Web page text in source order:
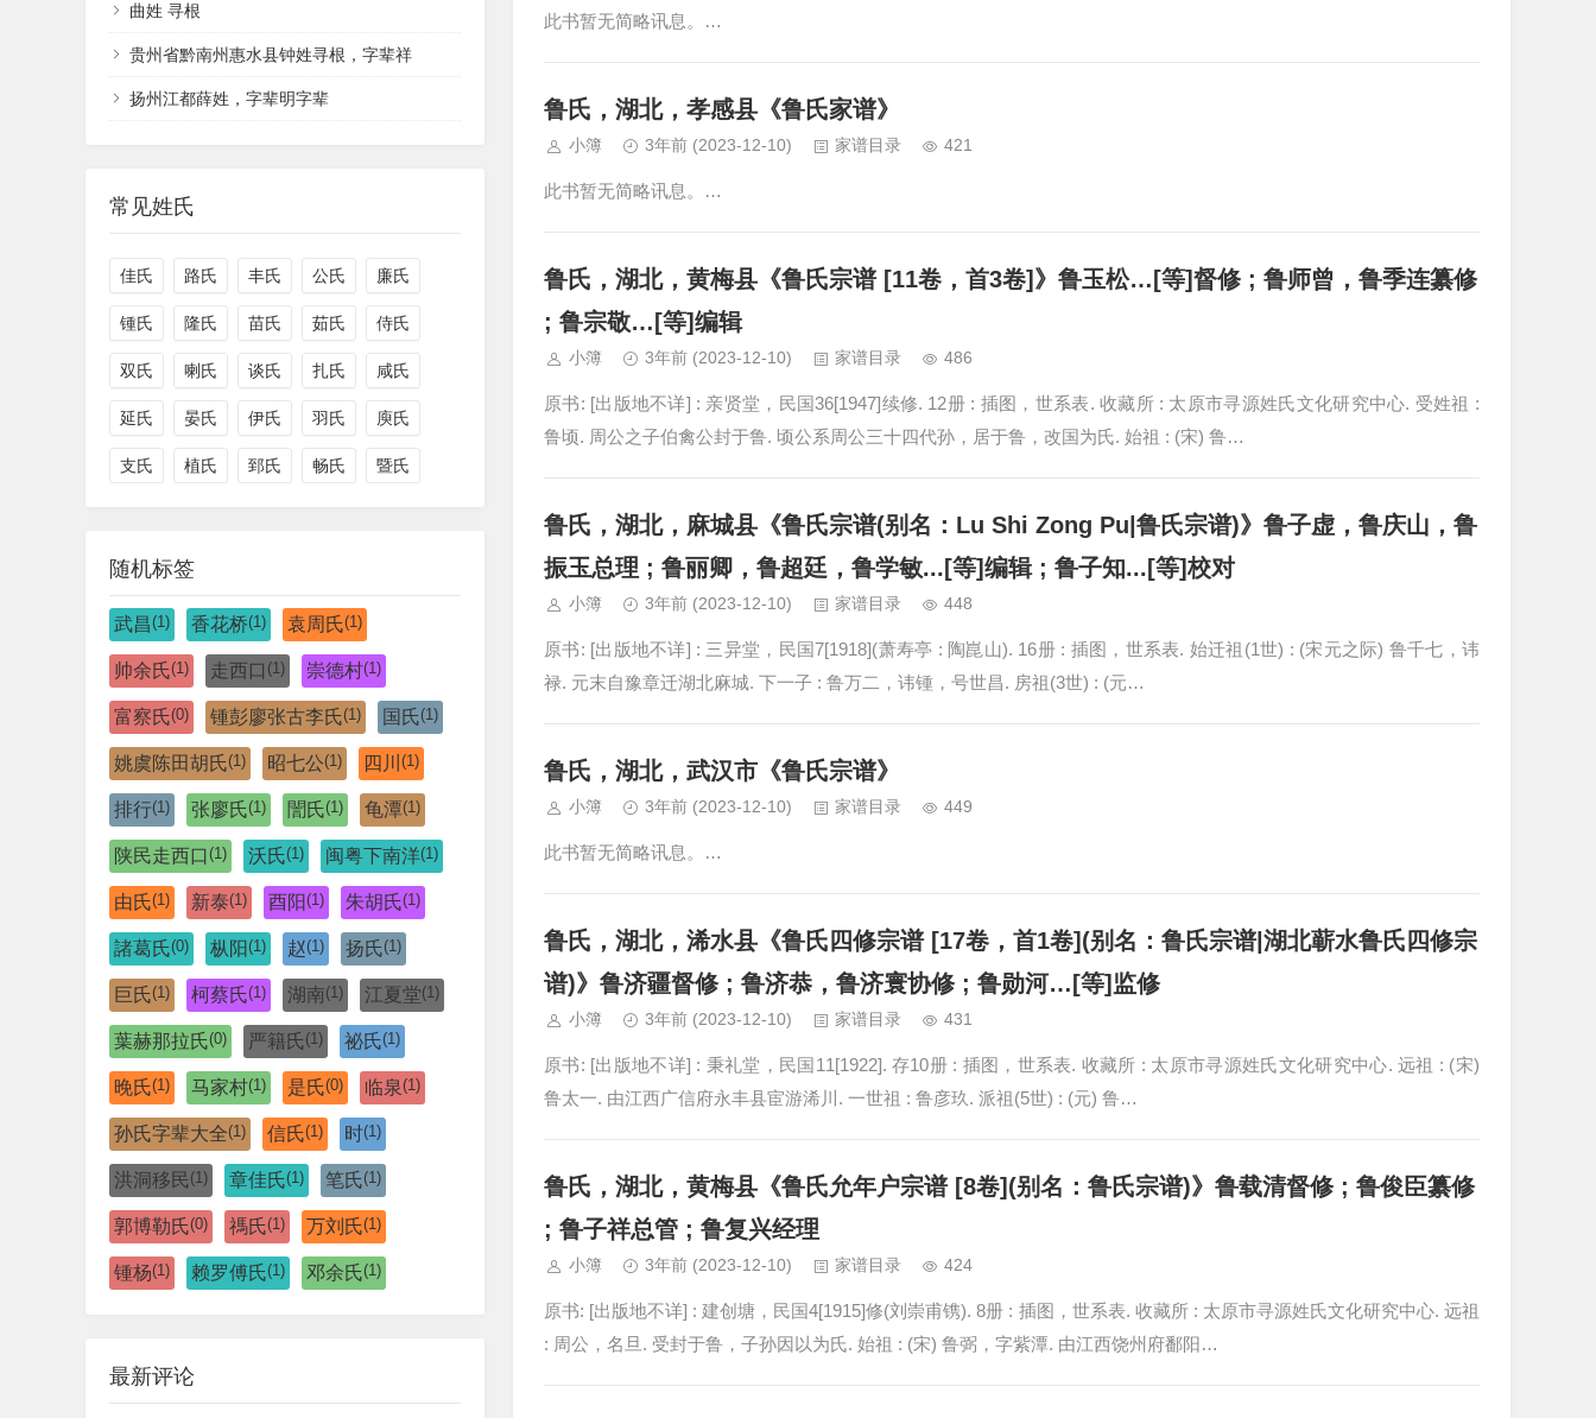
此书暂无简略讯息。…
鲁氏，湖北，孝感县《鲁氏家谱》
小簿 3年前 (2023-12-10) 家谱目录 421
此书暂无简略讯息。…
鲁氏，湖北，黄梅县《鲁氏宗谱 [11卷，首3卷]》鲁玉松…[等]督修 ; 鲁师曾，鲁季连纂修
; 鲁宗敬…[等]编辑
小簿 3年前 (2023-12-10) 家谱目录 486
原书: [出版地不详] : 亲贤堂，民国36[1947]续修. 12册 : 插图，世系表. 收藏所 : 太原市寻源姓氏文化研究中心. 受姓祖 :
鲁顷. 周公之子伯禽公封于鲁. 顷公系周公三十四代孙，居于鲁，改国为氏. 始祖 : (宋) 鲁…
鲁氏，湖北，麻城县《鲁氏宗谱(别名：Lu Shi Zong Pu|鲁氏宗谱)》鲁子虚，鲁庆山，鲁
振玉总理 ; 鲁丽卿，鲁超廷，鲁学敏...[等]编辑 ; 鲁子知...[等]校对
小簿 3年前 (2023-12-10) 家谱目录 448
原书: [出版地不详] : 三异堂，民国7[1918](萧寿亭 : 陶崑山). 16册 : 插图，世系表. 始迁祖(1世) : (宋元之际) 鲁千七，讳
禄. 元末自豫章迁湖北麻城. 下一子 : 鲁万二，讳锺，号世昌. 房祖(3世) : (元…
鲁氏，湖北，武汉市《鲁氏宗谱》
小簿 3年前 (2023-12-10) 家谱目录 449
此书暂无简略讯息。…
鲁氏，湖北，浠水县《鲁氏四修宗谱 [17卷，首1卷](别名：鲁氏宗谱|湖北蕲水鲁氏四修宗
谱)》鲁济疆督修 ; 鲁济恭，鲁济寰协修 ; 鲁勋河…[等]监修
小簿 3年前 (2023-12-10) 家谱目录 431
原书: [出版地不详] : 秉礼堂，民国11[1922]. 存10册 : 插图，世系表. 收藏所 : 太原市寻源姓氏文化研究中心. 远祖 : (宋)
鲁太一. 由江西广信府永丰县宦游浠川. 一世祖 : 鲁彦玖. 派祖(5世) : (元) 鲁…
鲁氏，湖北，黄梅县《鲁氏允年户宗谱 [8卷](别名：鲁氏宗谱)》鲁载清督修 ; 鲁俊臣纂修
; 鲁子祥总管 ; 鲁复兴经理
小簿 3年前 (2023-12-10) 家谱目录 424
原书: [出版地不详] : 建创塘，民国4[1915]修(刘崇甫镌). 8册 : 插图，世系表. 收藏所 : 太原市寻源姓氏文化研究中心. 远祖
: 周公，名旦. 受封于鲁，子孙因以为氏. 始祖 : (宋) 鲁弼，字紫潭. 由江西饶州府鄱阳…
曲姓 寻根
贵州省黔南州惠水县钟姓寻根，字辈祥
扬州江都薛姓，字辈明字辈
常见姓氏
佳氏 路氏 丰氏 公氏 廉氏
锺氏 隆氏 苗氏 茹氏 侍氏
双氏 喇氏 谈氏 扎氏 咸氏
延氏 晏氏 伊氏 羽氏 庾氏
支氏 植氏 郅氏 畅氏 暨氏
随机标签
武昌(1) 香花桥(1) 袁周氏(1)
帅余氏(1) 走西口 (1) 崇德村(1)
富察氏(0) 锺彭廖张古李氏(1) 国氏(1)
姚虞陈田胡氏(1) 昭七公(1) 四川 (1)
排行(1) 张廖氏(1) 誾氏(1) 龟潭(1)
陕民走西口(1) 沃氏(1) 闽粤下南洋(1)
由氏(1) 新泰(1) 酉阳 (1) 朱胡氏(1)
諸葛氏(0) 枞阳 (1) 赵(1) 扬氏(1)
巨氏(1) 柯蔡氏(1) 湖南(1) 江夏堂(1)
葉赫那拉氏(0) 严籍氏 (1) 祕氏(1)
晚氏(1) 马家村(1) 是氏(0) 临泉(1)
孙氏字辈大全(1) 信氏(1) 时(1)
洪洞移民(1) 章佳氏(1) 笔氏(1)
郭博勒氏(0) 禡氏(1) 万刘氏(1)
锺杨(1) 赖罗傅氏(1) 邓余氏(1)
最新评论